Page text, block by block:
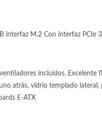
interfaz M.2 Con interfaz PCIe
incluidos.
atrás, vidrio templado
E-ATX